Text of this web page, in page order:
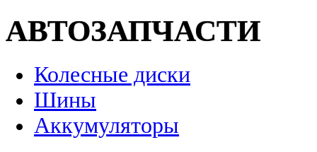
АВТОЗАПЧАСТИ
Колесные диски
Шины
Аккумуляторы